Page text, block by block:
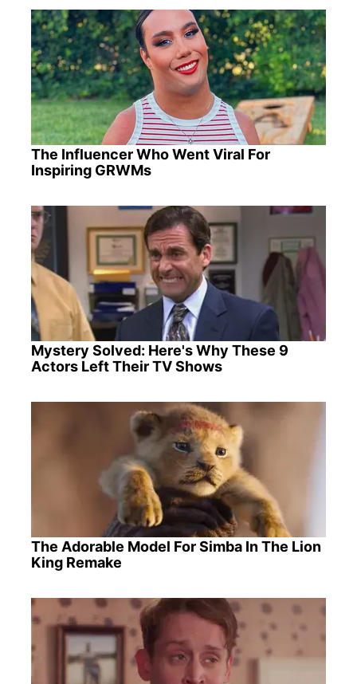
The Influencer Who Went Viral For
Inspiring GRWMs
Mystery Solved: Here's Why These 9
Actors Left Their TV Shows
The Adorable Model For Simba In The Lion
King Remake